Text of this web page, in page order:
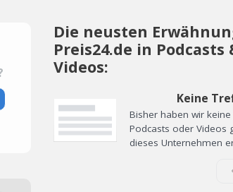
Die neusten
Preis24.de in Podcasts
Videos:
Keine
Bisher haben wir
Podcasts oder Videos
dieses Unternehmen